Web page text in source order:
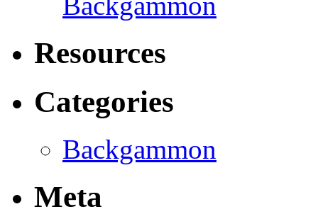
Resources
Categories
Backgammon
Meta